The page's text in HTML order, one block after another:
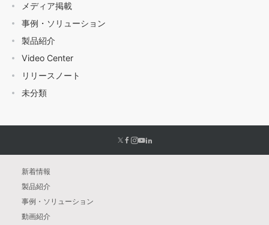
メディア掲載
事例・ソリューション
製品紹介
Video Center
リリースノート
未分類
新着情報
製品紹介
事例・ソリューション
動画紹介